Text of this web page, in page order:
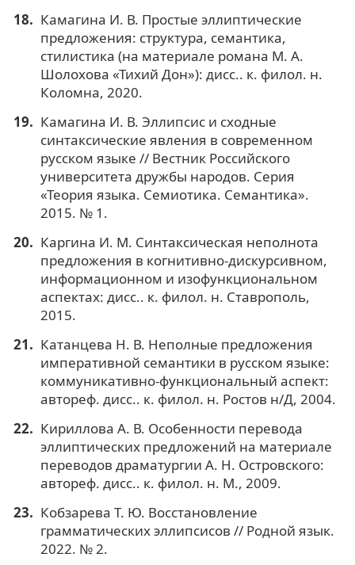
Камагина И. В. Простые эллиптические
предложения: структура, семантика,
стилистика (на материале романа М. А.
Шолохова «Тихий Дон»): дисс.. к. филол. н.
Коломна, 2020.
Камагина И. В. Эллипсис и сходные
синтаксические явления в современном
русском языке // Вестник Российского
университета дружбы народов. Серия
«Теория языка. Семиотика. Семантика».
2015. № 1.
Каргина И. М. Синтаксическая неполнота
предложения в когнитивно-дискурсивном,
информационном и изофункциональном
аспектах: дисс.. к. филол. н. Ставрополь,
2015.
Катанцева Н. В. Неполные предложения
императивной семантики в русском языке:
коммуникативно-функциональный аспект:
автореф. дисс.. к. филол. н. Ростов н/Д, 2004.
Кириллова А. В. Особенности перевода
эллиптических предложений на материале
переводов драматургии А. Н. Островского:
автореф. дисс.. к. филол. н. М., 2009.
Кобзарева Т. Ю. Восстановление
грамматических эллипсисов // Родной язык.
2022. № 2.